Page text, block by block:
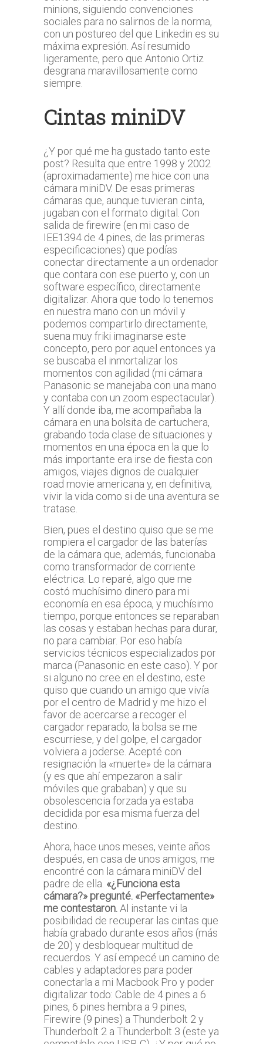
minions, siguiendo convenciones
sociales para no salirnos de la norma,
con un postureo del que Linkedin es su
máxima expresión. Así resumido
ligeramente, pero que Antonio Ortiz
desgrana maravillosamente como
siempre.
Cintas miniDV
¿Y por qué me ha gustado tanto este
post? Resulta que entre 1998 y 2002
(aproximadamente) me hice con una
cámara miniDV. De esas primeras
cámaras que, aunque tuvieran cinta,
jugaban con el formato digital. Con
salida de firewire (en mi caso de
IEE1394 de 4 pines, de las primeras
especificaciones) que podías
conectar directamente a un ordenador
que contara con ese puerto y, con un
software específico, directamente
digitalizar. Ahora que todo lo tenemos
en nuestra mano con un móvil y
podemos compartirlo directamente,
suena muy friki imaginarse este
concepto, pero por aquel entonces ya
se buscaba el inmortalizar los
momentos con agilidad (mi cámara
Panasonic se manejaba con una mano
y contaba con un zoom espectacular).
Y allí donde iba, me acompañaba la
cámara en una bolsita de cartuchera,
grabando toda clase de situaciones y
momentos en una época en la que lo
más importante era irse de fiesta con
amigos, viajes dignos de cualquier
road movie americana y, en definitiva,
vivir la vida como si de una aventura se
tratase.
Bien, pues el destino quiso que se me
rompiera el cargador de las baterías
de la cámara que, además, funcionaba
como transformador de corriente
eléctrica. Lo reparé, algo que me
costó muchísimo dinero para mi
economía en esa época, y muchísimo
tiempo, porque entonces se reparaban
las cosas y estaban hechas para durar,
no para cambiar. Por eso había
servicios técnicos especializados por
marca (Panasonic en este caso). Y por
si alguno no cree en el destino, este
quiso que cuando un amigo que vivía
por el centro de Madrid y me hizo el
favor de acercarse a recoger el
cargador reparado, la bolsa se me
escurriese, y del golpe, el cargador
volviera a joderse. Acepté con
resignación la «muerte» de la cámara
(y es que ahí empezaron a salir
móviles que grababan) y que su
obsolescencia forzada ya estaba
decidida por esa misma fuerza del
destino.
Ahora, hace unos meses, veinte años
después, en casa de unos amigos, me
encontré con la cámara miniDV del
padre de ella. «¿Funciona esta
cámara?» pregunté. «Perfectamente»
me contestaron.Al instante vi la
posibilidad de recuperar las cintas que
había grabado durante esos años (más
de 20) y desbloquear multitud de
recuerdos. Y así empecé un camino de
cables y adaptadores para poder
conectarla a mi Macbook Pro y poder
digitalizar todo: Cable de 4 pines a 6
pines, 6 pines hembra a 9 pines,
Firewire (9 pines) a Thunderbolt 2 y
Thunderbolt 2 a Thunderbolt 3 (este ya